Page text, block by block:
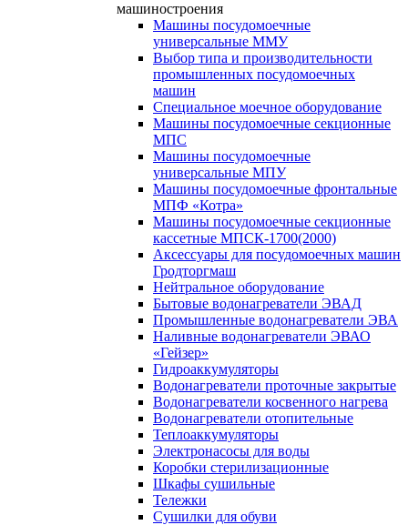
машиностроения
Машины посудомоечные
универсальные ММУ
Выбор типа и производительности
промышленных посудомоечных
машин
Специальное моечное оборудование
Машины посудомоечные секционные
МПС
Машины посудомоечные
универсальные МПУ
Машины посудомоечные фронтальные
МПФ «Котра»
Машины посудомоечные секционные
кассетные МПСК-1700(2000)
Аксессуары для посудомоечных машин
Гродторгмаш
Нейтральное оборудование
Бытовые водонагреватели ЭВАД
Промышленные водонагреватели ЭВА
Наливные водонагреватели ЭВАО
«Гейзер»
Гидроаккумуляторы
Водонагреватели проточные закрытые
Водонагреватели косвенного нагрева
Водонагреватели отопительные
Теплоаккумуляторы
Электронасосы для воды
Коробки стерилизационные
Шкафы сушильные
Тележки
Сушилки для обуви